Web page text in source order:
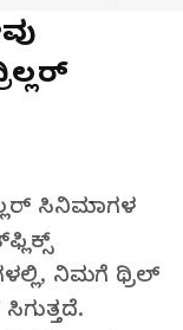
ಸಿನಿಮಾಗಳ
ನಿಮಗೆ ಥ್ರಿಲ್